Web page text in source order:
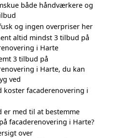
både håndværkere og
og ingen overpriser her
altid mindst 3 tilbud på
i Harte
3 tilbud på
i Harte, du kan
ved
koster facaderenovering i
er med til at bestemme
facaderenovering i Harte?
over